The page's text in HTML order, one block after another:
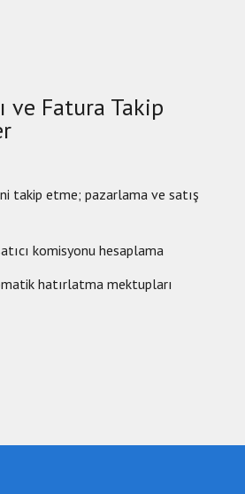
ve Fatura Takip
takip etme; pazarlama ve satış
komisyonu hesaplama
hatırlatma mektupları